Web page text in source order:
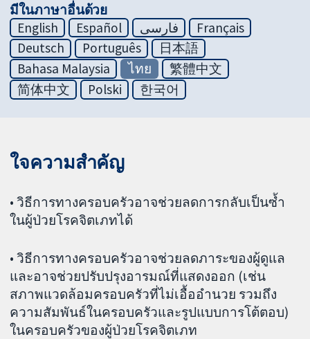
มีในภาษาอื่นด้วย
English
Español فارسی
Français
Deutsch
Português
日本語
Bahasa Malaysia
ไทย
繁體中文
简体中文
Polski 한국어
ใจความสำคัญ
• วิธีการทางครอบครัวอาจช่วยลดการกลับเป็นซ้ำ
ในผู้ป่วยโรคจิตเภทได้
• วิธีการทางครอบครัวอาจช่วยลดภาระของผู้ดูแล
และอาจช่วยปรับปรุงอารมณ์ที่แสดงออก (เช่น
สภาพแวดล้อมครอบครัวที่ไม่เอื้ออำนวย รวมถึง
ความสัมพันธ์ในครอบครัวและรูปแบบการโต้ตอบ)
ในครอบครัวของผู้ป่วยโรคจิตเภท